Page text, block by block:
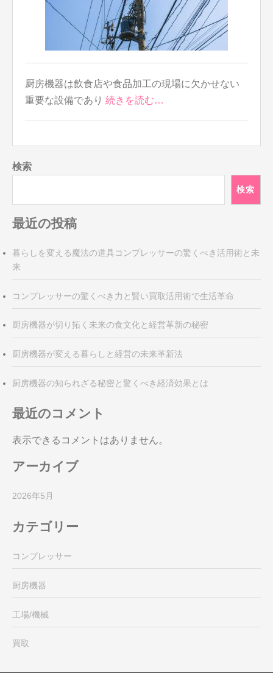
厨房機器は飲食店や食品加工の現場に欠かせない
重要な設備であり 続きを読む…
検索
検索
最近の投稿
暮らしを変える魔法の道具コンプレッサーの驚くべき活用術と未
来
コンプレッサーの驚くべき力と賢い買取活用術で生活革命
厨房機器が切り拓く未来の食文化と経営革新の秘密
厨房機器が変える暮らしと経営の未来革新法
厨房機器の知られざる秘密と驚くべき経済効果とは
最近のコメント
表示できるコメントはありません。
アーカイブ
2026年5月
カテゴリー
コンプレッサー
厨房機器
工場/機械
買取